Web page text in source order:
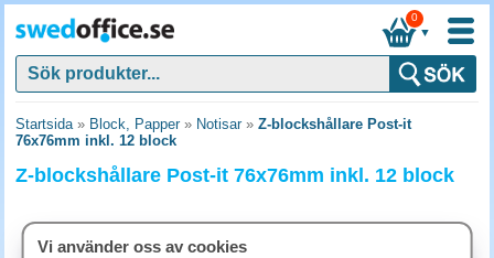
▼
0
Startsida» Block, Papper» Notisar» Z-blockshållare Post-it
76x76mm inkl. 12 block
Z-blockshållare Post-it 76x76mm inkl. 12 block
Vi använder oss av cookies